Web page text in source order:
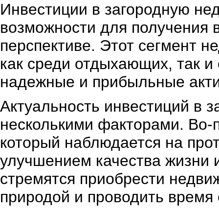
Инвестиции в загородную
возможности для получения
перспективе. Этот сегмент
как среди отдыхающих, так
надежные и прибыльные
Актуальность инвестиций в
несколькими факторами. Во-
который наблюдается на
улучшением качества
стремятся приобрести
природой и проводить